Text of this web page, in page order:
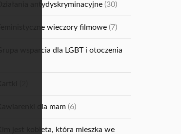
Działania antydyskryminacyjne (30)
Feministyczne wieczory filmowe (7)
Grupa wsparcia dla LGBT i otoczenia
Kawiarenki dla mam (6)
Kim jest kobieta, która mieszka we